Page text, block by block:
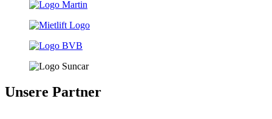
Unsere Partner